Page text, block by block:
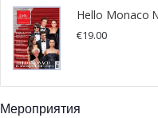
Hello Monaco
€19.00
Мероприятия